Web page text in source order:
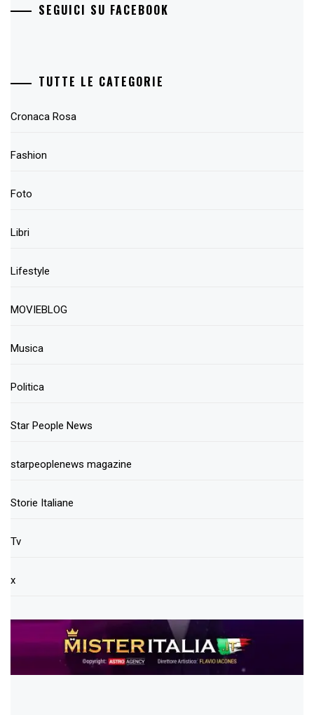
SEGUICI SU FACEBOOK
TUTTE LE CATEGORIE
Cronaca Rosa
Fashion
Foto
Libri
Lifestyle
MOVIEBLOG
Musica
Politica
Star People News
starpeoplenews magazine
Storie Italiane
Tv
x